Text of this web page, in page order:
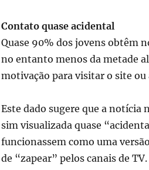
Contato quase acidental
Quase 90% dos jovens obtêm
no entanto menos da metade
motivação para visitar o site
Este dado sugere que a notícia
sim visualizada quase
funcionassem como uma
de “zapear” pelos canais de TV.